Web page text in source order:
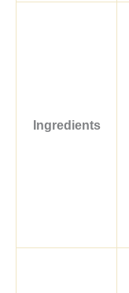
Ingredients